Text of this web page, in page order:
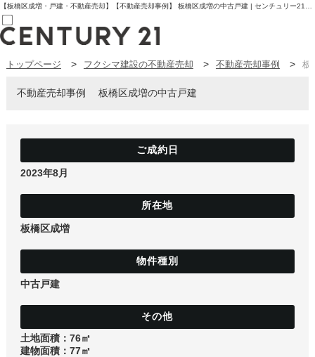
売買部
賃貸部
新規会員登録
お気に入り物件一覧
物件閲覧履歴
物件を探す
条件から探す
学区から探す
新築戸建て
マンション
トップページ フクシマ建設の不動産売却 不動産売却事例 板
不動産売却事例 板橋区成増の中古戸建
2023年8月
板橋区成増
中古戸建
土地面積：76㎡
建物面積：77㎡